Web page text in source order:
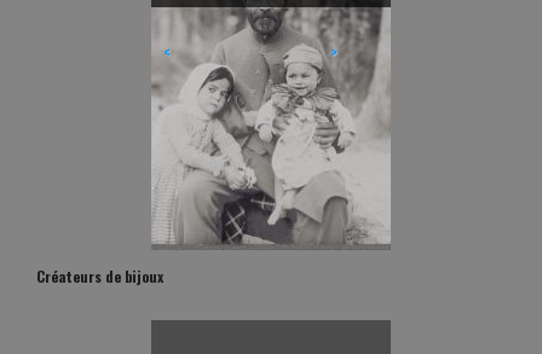
< >
Créateurs de bijoux